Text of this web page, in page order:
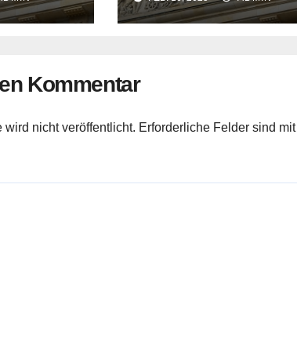
2025 eingeläutet
Kommentar
wird nicht veröffentlicht. Erforderliche Felder sind mit